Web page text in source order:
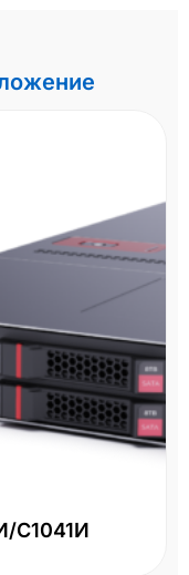
С1041И